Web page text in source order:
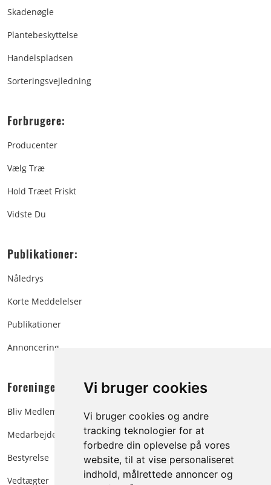
Vi bruger cookies
Vi bruger cookies og andre
tracking teknologier for at
forbedre din oplevelse på vores
website, til at vise personaliseret
indhold, målrettede annoncer og
Skadenøgle
Plantebeskyttelse
Handelspladsen
Sorteringsvejledning
Forbrugere:
Producenter
Vælg Træ
Hold Træet Friskt
Vidste Du
Publikationer:
Nåledrys
Korte Meddelelser
Publikationer
Annoncering
Foreningen:
Bliv Medlem
Medarbejdere
Bestyrelse
Vedtægter